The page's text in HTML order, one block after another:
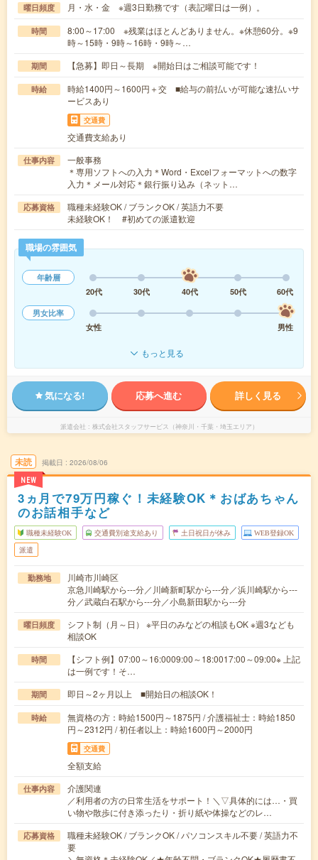
曜日頻度 月・水・金 ※週3日勤務です（表記曜日は一例）。
時間
8:00～17:00 ※残業はほとんどありません。※休憩60分。※9
時～15時・9時～16時・9時～…
期間 【急募】即日～長期 ※開始日はご相談可能です！
時給
時給1400円～1600円＋交 ■給与の前払いが可能な速払いサ
ービスあり
交通費
交通費支給あり
仕事内容
一般事務
＊専用ソフトへの入力＊Word・Excelフォーマットへの数字
入力＊メール対応＊銀行振り込み（ネット…
応募資格
職種未経験OK / ブランクOK / 英語力不要
未経験OK！ #初めての派遣歓迎
職場の雰囲気
年齢層
20代
30代 40代 50代
60代
男女比率
女性
男性
もっと見る
気になる! 応募へ進む 詳しく見る
派遣会社 株式会社スタッフサービス（神奈川・千葉・埼玉エリア）
未読
NEW
掲載日 2026/08/06
3ヵ月で79万円稼ぐ！未経験OK＊おばあちゃん
のお話相手など
職種未経験OK 交通費別途支給あり 土日祝日が休み WEB登録OK
派遣
勤務地
川崎市川崎区
京急川崎駅から---分／川崎新町駅から---分／浜川崎駅から---
分／武蔵白石駅から---分／小島新田駅から---分
曜日頻度
シフト制（月～日） ※平日のみなどの相談もOK ※週3なども
相談OK
時間
【シフト例】07:00～16:0009:00～18:0017:00～09:00※ 上記
は一例です！そ…
期間 即日～2ヶ月以上 ■開始日の相談OK！
時給
無資格の方：時給1500円～1875円 / 介護福祉士：時給1850
円～2312円 / 初任者以上：時給1600円～2000円
交通費
全額支給
仕事内容
介護関連
／利用者の方の日常生活をサポート！＼▽具体的には…・買
い物や散歩に付き添ったり・折り紙や体操などのレ…
応募資格
職種未経験OK / ブランクOK / パソコンスキル不要 / 英語力不
要